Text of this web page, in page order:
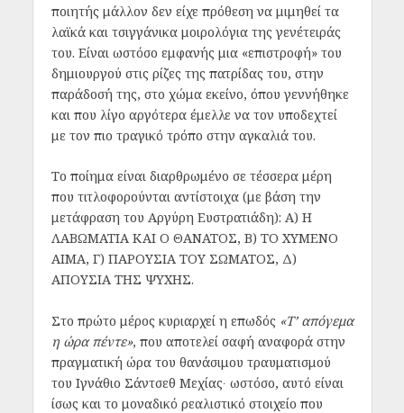
ποιητής μάλλον δεν είχε πρόθεση να μιμηθεί τα
λαϊκά και τσιγγάνικα μοιρολόγια της γενέτειράς
του. Είναι ωστόσο εμφανής μια «επιστροφή» του
δημιουργού στις ρίζες της πατρίδας του, στην
παράδοσή της, στο χώμα εκείνο, όπου γεννήθηκε
και που λίγο αργότερα έμελλε να τον υποδεχτεί
με τον πιο τραγικό τρόπο στην αγκαλιά του.
Το ποίημα είναι διαρθρωμένο σε τέσσερα μέρη
που τιτλοφορούνται αντίστοιχα (με βάση την
μετάφραση του Αργύρη Ευστρατιάδη): Α) Η
ΛΑΒΩΜΑΤΙΑ ΚΑΙ Ο ΘΑΝΑΤΟΣ, Β) ΤΟ ΧΥΜΕΝΟ
ΑΙΜΑ, Γ) ΠΑΡΟΥΣΙΑ ΤΟΥ ΣΩΜΑΤΟΣ, Δ)
ΑΠΟΥΣΙΑ ΤΗΣ ΨΥΧΗΣ.
Στο πρώτο μέρος κυριαρχεί η επωδός «Τ’ απόγεμα
η ώρα πέντε», που αποτελεί σαφή αναφορά στην
πραγματική ώρα του θανάσιμου τραυματισμού
του Ιγνάθιο Σάντσεθ Μεχίας∙ ωστόσο, αυτό είναι
ίσως και το μοναδικό ρεαλιστικό στοιχείο που